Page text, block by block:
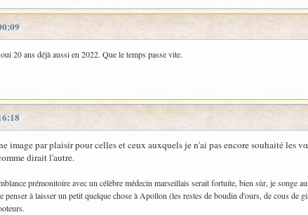
20 ans déjà aussi en 2022. Que le temps passe vite.
image par plaisir pour celles et ceux auxquels je n'ai pas encore souhaité les
dirait l'autre.
prémonitoire avec un célèbre médecin marseillais serait fortuite, bien sûr, je songe
penser à laisser un petit quelque chose à Apollon (les restes de boudin d'ours, de cous de